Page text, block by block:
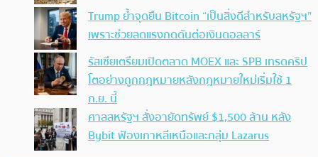
Trump ย้ำจุดยืน Bitcoin “เป็นสิ่งดีสำหรับสหรัฐฯ”
เพราะช่วยลดแรงกดดันต่อเงินดอลลาร์
รัสเซียเตรียมเปิดตลาด MOEX และ SPB เทรดคริป
โตอย่างถูกกฎหมายหลังกฎหมายใหม่เริ่มใช้ 1
ก.ย. นี้
ศาลสหรัฐฯ สั่งอายัดทรัพย์ $1,500 ล้าน หลัง
Bybit ฟ้องเกาหลีเหนือและกลุ่ม Lazarus